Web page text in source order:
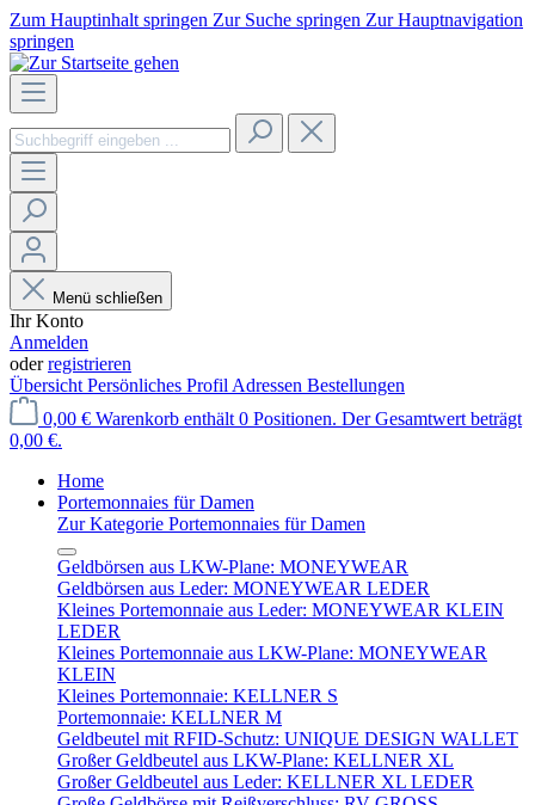
Zum Hauptinhalt springen Zur Suche springen Zur Hauptnavigation
springen
Menü schließen
Ihr Konto
Anmelden
oderregistrieren
Übersicht Persönliches Profil Adressen Bestellungen
0,00 € Warenkorb enthält 0 Positionen. Der Gesamtwert beträgt
0,00 €.
Home
Portemonnaies für Damen
Zur Kategorie Portemonnaies für Damen
Geldbörsen aus LKW-Plane: MONEYWEAR
Geldbörsen aus Leder: MONEYWEAR LEDER
Kleines Portemonnaie aus Leder: MONEYWEAR KLEIN
LEDER
Kleines Portemonnaie aus LKW-Plane: MONEYWEAR
KLEIN
Kleines Portemonnaie: KELLNER S
Portemonnaie: KELLNER M
Geldbeutel mit RFID-Schutz: UNIQUE DESIGN WALLET
Großer Geldbeutel aus LKW-Plane: KELLNER XL
Großer Geldbeutel aus Leder: KELLNER XL LEDER